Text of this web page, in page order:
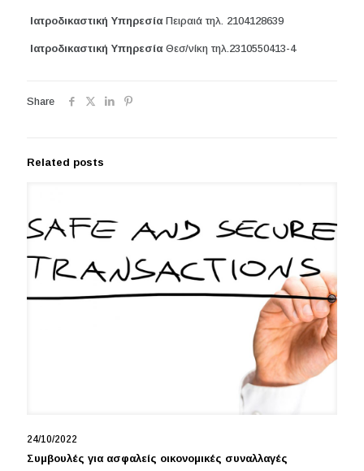
Ιατροδικαστική ΥπηρεσίαΠειραιά τηλ. 2104128639
Ιατροδικαστική ΥπηρεσίαΘεσ/νίκη τηλ.2310550413-4
Share
Related posts
24/10/2022
Συμβουλές για ασφαλείς οικονομικές συναλλαγές